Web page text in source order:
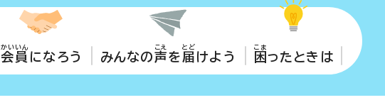
会員
かいいん
になろう みんなの声
こえ
を 届
とど
けよう 困
こま
ったときは